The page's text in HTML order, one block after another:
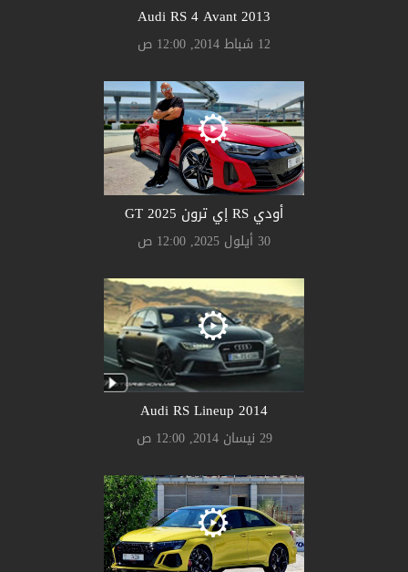
Audi RS 4 Avant 2013
12 شباط 2014, 12:00 ص
أودي RS إي ترون GT 2025
30 أيلول 2025, 12:00 ص
Audi RS Lineup 2014
29 نيسان 2014, 12:00 ص